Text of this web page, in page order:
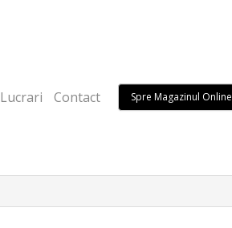
Lucrari Contact Spre Magazinul Online